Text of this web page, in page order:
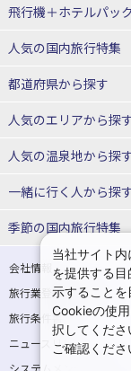
飛行機＋ホテルパッ
赤い風船ダイナミック
人気の国内旅行特集
東京ディズニーリゾー
都道府県から探す
北海道旅行・ツアー
東北
青森旅行・ツアー
宮城旅行・ツアー
山形旅行・ツアー
関東
東京旅行・ツアー
人気のエリアから探
函館旅行
仙台旅行
那須旅行
小笠原旅行
人気の温泉地から探
北海道
湯の川温泉(北海道)
十勝川温泉(北海道)
洞爺湖温泉(北海道)
層雲峡温泉(北海道)
一緒に行く人から探
一人旅 国内版
カップル・夫婦旅行
卒業旅行・学生旅行 国
季節の国内旅行特集
桜・お花見特集
夏休み・お盆の国内旅
8月の国内旅行
会社情報
旅行業登録票・約款
旅行条件書
ニュースリリース
システムメンテナンスの
当社サイト
を提供する
示することを
Cookieの使
択してくださ
ご確認くださ